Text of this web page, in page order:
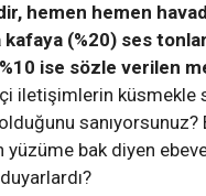
hemen hemen
(%20) ses
ise sözle verilen
iletişimlerin küsmekle
sanıyorsunuz?
yüzüme bak diyen
duyarlardı?